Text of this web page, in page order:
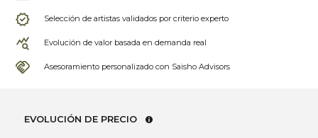
Selección de artistas validados por criterio experto
Evolución de valor basada en demanda real
Asesoramiento personalizado con Saisho Advisors
EVOLUCIÓN DE PRECIO